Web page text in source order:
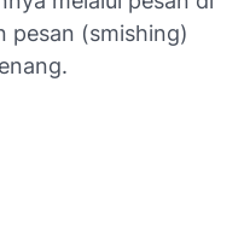
pesan (smishing)